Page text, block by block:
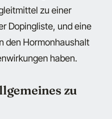
zu einer
Dopingliste, und eine
den Hormonhaushalt
haben.
zu